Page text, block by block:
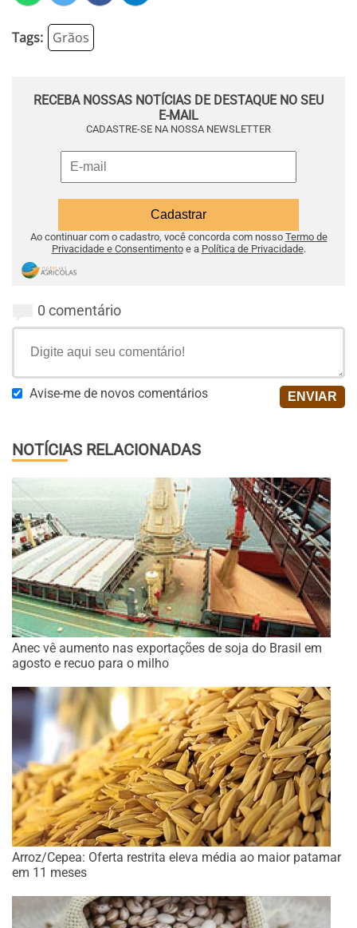
Tags: Grãos
RECEBA NOSSAS NOTÍCIAS DE DESTAQUE NO SEU
E-MAIL
CADASTRE-SE NA NOSSA NEWSLETTER
Ao continuar com o cadastro, você concorda com nosso Termo de
Privacidade e Consentimentoe a Política de Privacidade.
0 comentário
Avise-me de novos comentários
NOTÍCIAS RELACIONADAS
Anec vê aumento nas exportações de soja do Brasil em
agosto e recuo para o milho
Arroz/Cepea: Oferta restrita eleva média ao maior patamar
em 11 meses